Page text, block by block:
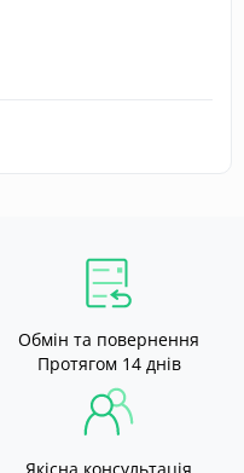
Обмін та повернення
Протягом 14 днів